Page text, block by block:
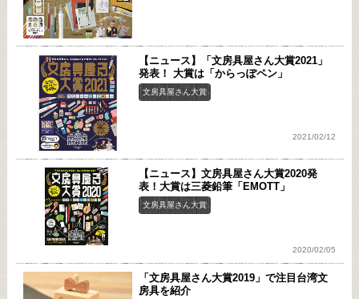
【ニュース】「文房具屋さん大賞2021」
発表！ 大賞は「からっぽペン」
文房具屋さん大賞
2021/02/12
【ニュース】文房具屋さん大賞2020発
表！大賞は三菱鉛筆「EMOTT」
文房具屋さん大賞
2020/02/05
「文房具屋さん大賞2019」で注目台湾文
房具を紹介